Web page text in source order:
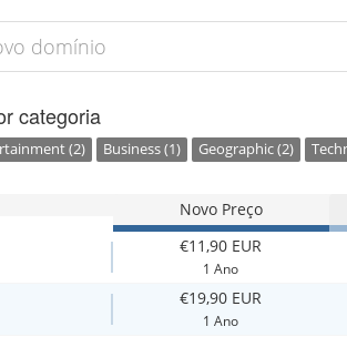
categoria
(2) Business (1) Geographic (2)
Novo Preço
€11,90 EUR
1 Ano
€19,90 EUR
1 Ano